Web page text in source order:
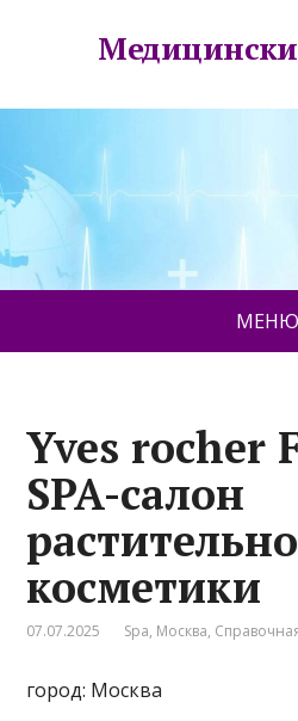
МЕНЮ
Yves rocher
SPA-салон
косметики
07.07.2025 Spa, Москва,
город: Москва